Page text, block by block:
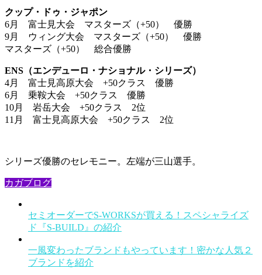
クップ・ドゥ・ジャポン
6月 富士見大会 マスターズ（+50） 優勝
9月 ウィング大会 マスターズ（+50） 優勝
マスターズ（+50） 総合優勝
ENS（エンデューロ・ナショナル・シリーズ）
4月 富士見高原大会 +50クラス 優勝
6月 乗鞍大会 +50クラス 優勝
10月 岩岳大会 +50クラス 2位
11月 富士見高原大会 +50クラス 2位
シリーズ優勝のセレモニー。左端が三山選手。
カガブログ
セミオーダーでS-WORKSが買える！スペシャライズ
ド『S-BUILD』の紹介
一風変わったブランドもやっています！密かな人気２
ブランドを紹介